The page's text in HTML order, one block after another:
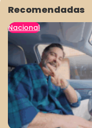
Recomendadas
Nacional